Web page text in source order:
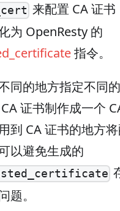
来配置 CA 证
为 OpenResty 的
指令。
同的地方指定不同的
证书制作成一个
到 CA 证书的地方
以避免生成的
题。